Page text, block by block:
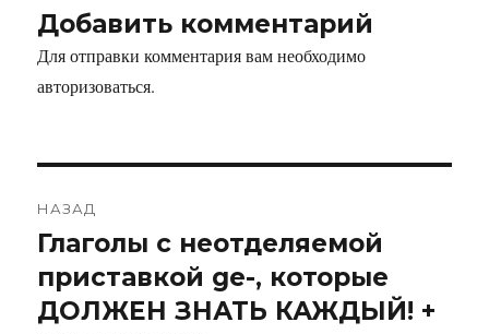
Добавить комментарий
Для отправки комментария вам необходимо
авторизоваться.
НАЗАД
Предыдущая
запись:
Глаголы с неотделяемой
приставкой ge-, которые
ДОЛЖЕН ЗНАТЬ КАЖДЫЙ! +